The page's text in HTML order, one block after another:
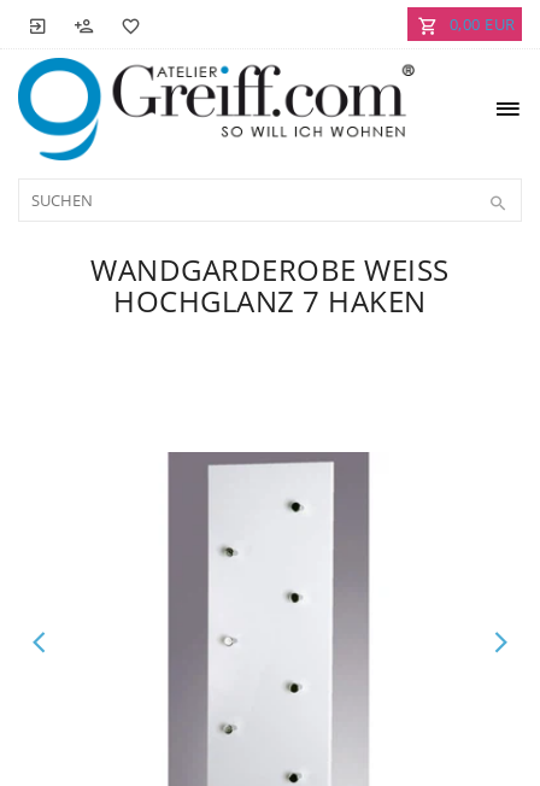
0,00 EUR
WANDGARDEROBE WEISS H
OCHGLANZ 7 HAKEN